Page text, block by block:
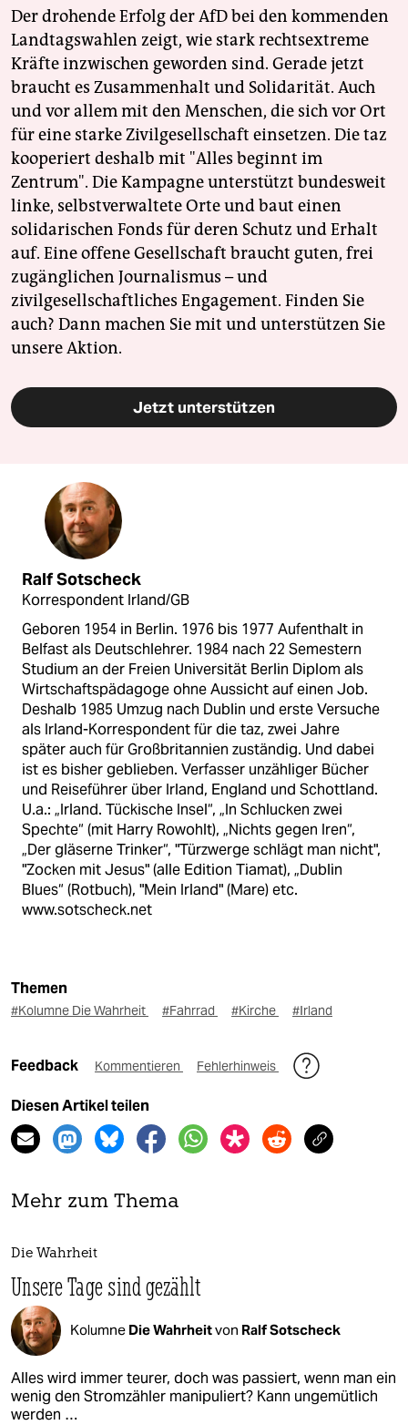
Der drohende Erfolg der AfD bei den kommenden
Landtagswahlen zeigt, wie stark rechtsextreme
Kräfte inzwischen geworden sind. Gerade jetzt
braucht es Zusammenhalt und Solidarität. Auch
und vor allem mit den Menschen, die sich vor Ort
für eine starke Zivilgesellschaft einsetzen. Die taz
kooperiert deshalb mit "Alles beginnt im
Zentrum". Die Kampagne unterstützt bundesweit
linke, selbstverwaltete Orte und baut einen
solidarischen Fonds für deren Schutz und Erhalt
auf. Eine offene Gesellschaft braucht guten, frei
zugänglichen Journalismus – und
zivilgesellschaftliches Engagement. Finden Sie
auch? Dann machen Sie mit und unterstützen Sie
unsere Aktion.
Jetzt unterstützen
Ralf Sotscheck
Korrespondent Irland/GB
Geboren 1954 in Berlin. 1976 bis 1977 Aufenthalt in
Belfast als Deutschlehrer. 1984 nach 22 Semestern
Studium an der Freien Universität Berlin Diplom als
Wirtschaftspädagoge ohne Aussicht auf einen Job.
Deshalb 1985 Umzug nach Dublin und erste Versuche
als Irland-Korrespondent für die taz, zwei Jahre
später auch für Großbritannien zuständig. Und dabei
ist es bisher geblieben. Verfasser unzähliger Bücher
und Reiseführer über Irland, England und Schottland.
U.a.: „Irland. Tückische Insel“, „In Schlucken zwei
Spechte“ (mit Harry Rowohlt), „Nichts gegen Iren“,
„Der gläserne Trinker“, "Türzwerge schlägt man nicht",
"Zocken mit Jesus" (alle Edition Tiamat), „Dublin
Blues“ (Rotbuch), "Mein Irland" (Mare) etc.
www.sotscheck.net
Themen
#Kolumne Die Wahrheit #Fahrrad #Kirche #Irland
Feedback Kommentieren Fehlerhinweis
Diesen Artikel teilen
Mehr zum Thema
Die Wahrheit
Unsere Tage sind gezählt
Kolumne Die Wahrheitvon Ralf Sotscheck
Alles wird immer teurer, doch was passiert, wenn man ein
wenig den Stromzähler manipuliert? Kann ungemütlich
werden …